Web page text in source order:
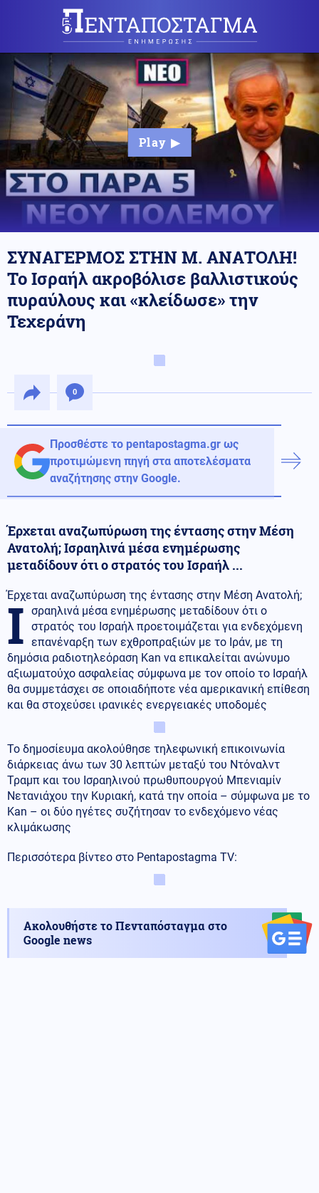
ΣΥΝΑΓΕΡΜΟΣ ΣΤΗΝ Μ. ΑΝΑΤΟΛΗ!
Το Ισραήλ ακροβόλισε βαλλιστικούς
πυραύλους και «κλείδωσε» την
Τεχεράνη
0
Προσθέστε το pentapostagma.gr ως
προτιμώμενη πηγή στα αποτελέσματα
αναζήτησης στην Google.
Έρχεται αναζωπύρωση της έντασης στην Μέση
Ανατολή; Ισραηλινά μέσα ενημέρωσης
μεταδίδουν ότι ο στρατός του Ισραήλ ...
Έρχεται αναζωπύρωση της έντασης στην Μέση Ανατολή;
Ι σραηλινά μέσα ενημέρωσης μεταδίδουν ότι ο
στρατός του Ισραήλ προετοιμάζεται για ενδεχόμενη
επανέναρξη των εχθροπραξιών με το Ιράν, με τη
δημόσια ραδιοτηλεόραση Kan να επικαλείται ανώνυμο
αξιωματούχο ασφαλείας σύμφωνα με τον οποίο το Ισραήλ
θα συμμετάσχει σε οποιαδήποτε νέα αμερικανική επίθεση
και θα στοχεύσει ιρανικές ενεργειακές υποδομές
Το δημοσίευμα ακολούθησε τηλεφωνική επικοινωνία
διάρκειας άνω των 30 λεπτών μεταξύ του Ντόναλντ
Τραμπ και του Ισραηλινού πρωθυπουργού Μπενιαμίν
Νετανιάχου την Κυριακή, κατά την οποία – σύμφωνα με το
Kan – οι δύο ηγέτες συζήτησαν το ενδεχόμενο νέας
κλιμάκωσης
Περισσότερα βίντεο στο Pentapostagma TV:
Ακολουθήστε το Πενταπόσταγμα στο
Google news